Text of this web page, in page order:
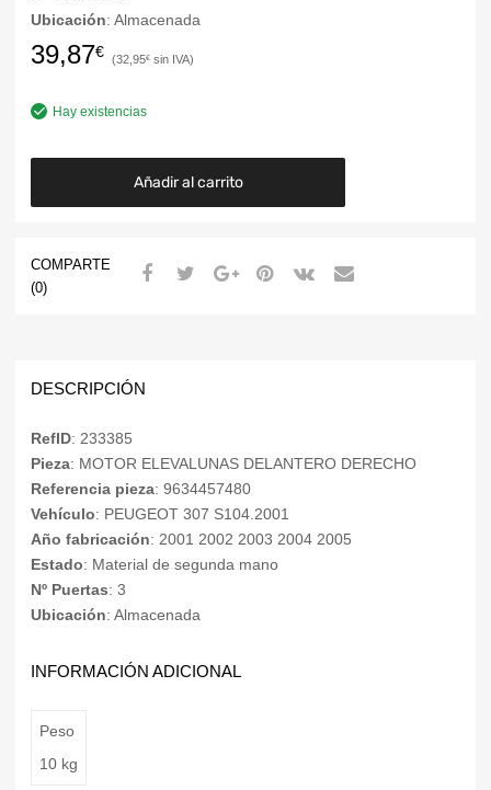
Ubicación: Almacenada
39,87€ 32,95€
Hay existencias
Añadir al carrito
COMPARTE
(0)
DESCRIPCIÓN
RefID: 233385
Pieza: MOTOR ELEVALUNAS DELANTERO DERECHO
Referencia pieza: 9634457480
Vehículo: PEUGEOT 307 S104.2001
Año fabricación: 2001 2002 2003 2004 2005
Estado: Material de segunda mano
Nº Puertas: 3
Ubicación: Almacenada
INFORMACIÓN ADICIONAL
Peso
10 kg